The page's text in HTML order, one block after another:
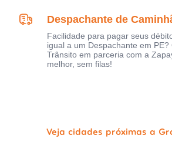
Despachante de
Facilidade para pagar seus
igual a um Despachante em PE?
Trânsito em parceria com a
melhor, sem filas!
Veja cidades próximas a